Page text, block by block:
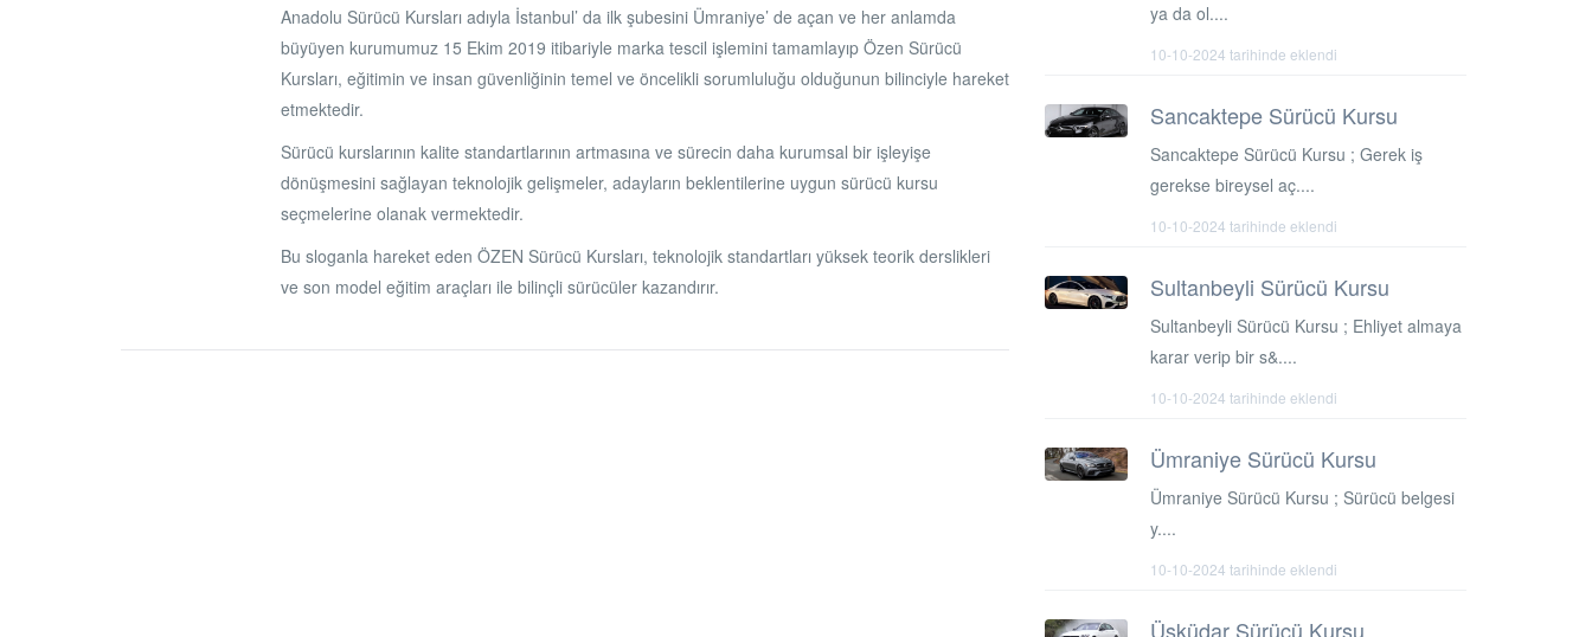
Anadolu Sürücü Kursları adıyla İstanbul’ da ilk şubesini Ümraniye’ de açan ve her anlamda
büyüyen kurumumuz 15 Ekim 2019 itibariyle marka tescil işlemini tamamlayıp Özen Sürücü
Kursları, eğitimin ve insan güvenliğinin temel ve öncelikli sorumluluğu olduğunun bilinciyle hareket
etmektedir.
Sürücü kurslarının kalite standartlarının artmasına ve sürecin daha kurumsal bir işleyişe
dönüşmesini sağlayan teknolojik gelişmeler, adayların beklentilerine uygun sürücü kursu
seçmelerine olanak vermektedir.
Bu sloganla hareket eden ÖZEN Sürücü Kursları, teknolojik standartları yüksek teorik derslikleri
ve son model eğitim araçları ile bilinçli sürücüler kazandırır.
ya da ol....
10-10-2024 tarihinde eklendi
Sancaktepe Sürücü Kursu
Sancaktepe Sürücü Kursu ; Gerek iş
gerekse bireysel aç....
10-10-2024 tarihinde eklendi
Sultanbeyli Sürücü Kursu
Sultanbeyli Sürücü Kursu ; Ehliyet almaya
karar verip bir s&....
10-10-2024 tarihinde eklendi
Ümraniye Sürücü Kursu
Ümraniye Sürücü Kursu ; Sürücü belgesi
y....
10-10-2024 tarihinde eklendi
Üsküdar Sürücü Kursu